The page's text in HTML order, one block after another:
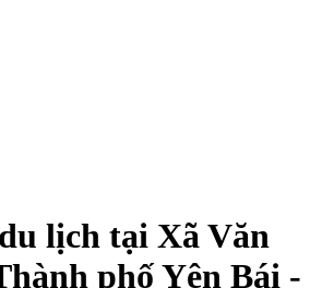
lịch tại Xã Văn
phố Yên Bái -